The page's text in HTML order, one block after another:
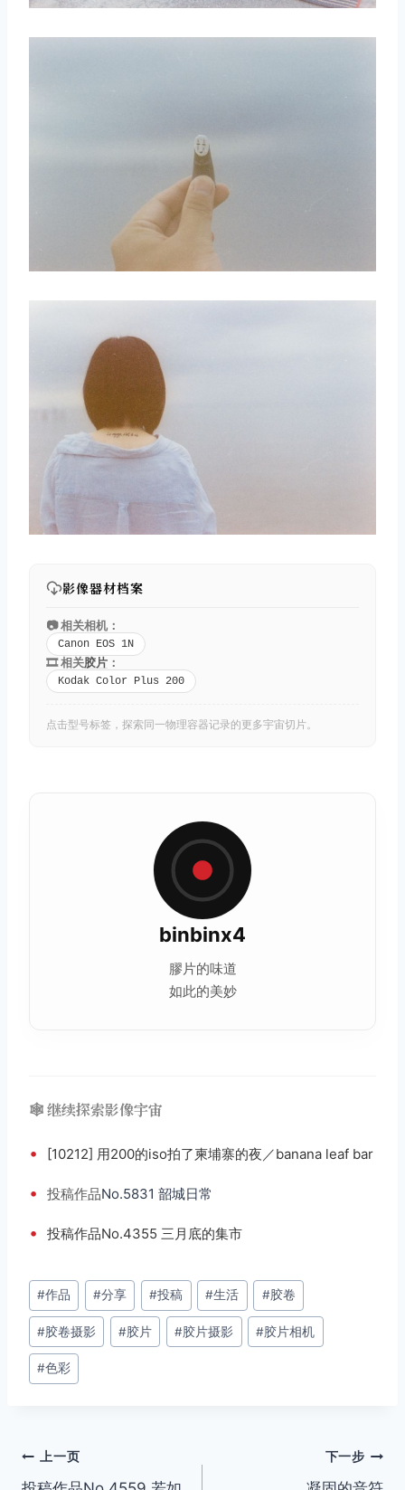
影像器材档案
📷 相关相机：
Canon EOS 1N
🎞️ 相关胶片 ：
Kodak Color Plus 200
点击型号标签，探索同一物理容器记录的更多宇宙切片。
binbinx4
膠片的味道
如此的美妙
🕸️ 继续探索影像宇宙
• [10212] 用200的iso拍了柬埔寨的夜／banana leaf bar
• 投稿作品No.5831 韶城日常
• 投稿作品No.4355 三月底的集市
文
章
标
签：
#作品 #分享 #投稿 #生活 #胶卷
#胶卷摄影 #胶片 #胶片摄影 #胶片相机
#色彩
文上一页 下一步
取消